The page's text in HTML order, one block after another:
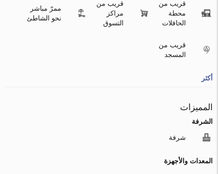
قريب من
محطة
الحافلات
قريب من
مراكز
التسوق
ممرّ مباشر
نحو الشاطئ
قريب من
المسجد
أكثر
المميزات
الشرفة
شرفة
المعدات والأجهزة